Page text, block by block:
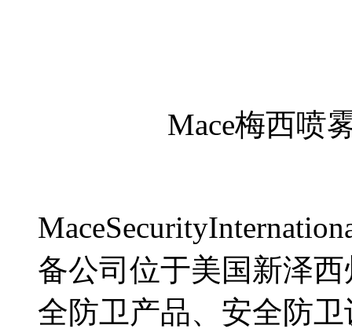
Mace梅西喷
备公司位于美国新泽
全防卫产品、安全防